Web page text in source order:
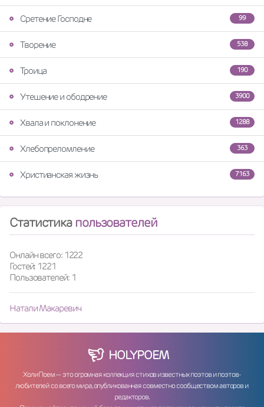
99
Сретение Господне
538
Творение
190
Троица
3900
Утешение и ободрение
1288
Хвала и поклонение
363
Хлебопреломление
7163
Христианская жизнь
Статистика пользователей
Онлайн всего: 1222
Гостей: 1221
Пользователей: 1
Натали Макаревич
HOLYPOEM
ХолиПоем — это огромная коллекция стихов известных поэтов и поэтов-
любителей со всего мира, опубликованная совместно сообществом авторов и
редакторов.